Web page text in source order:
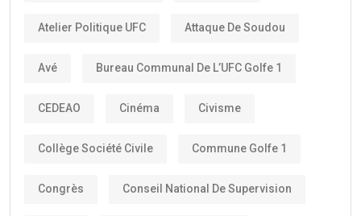
Atelier Politique UFC Attaque De Soudou
Avé Bureau Communal De L’UFC Golfe 1
CEDEAO Cinéma Civisme
Collège Société Civile Commune Golfe 1
Congrès Conseil National De Supervision